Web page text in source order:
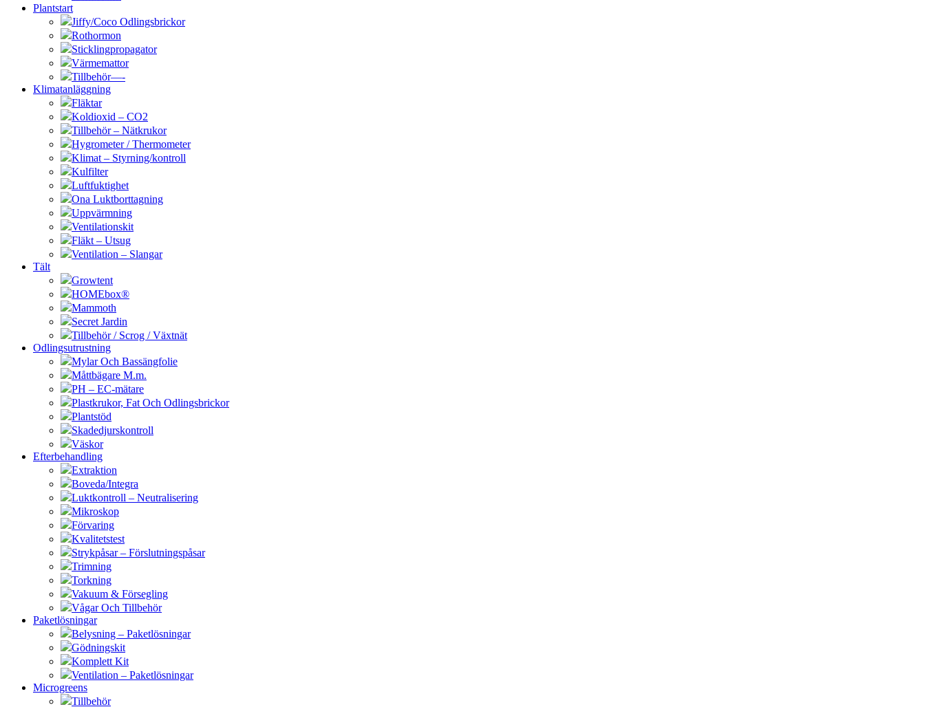
Plantstart
Jiffy/Coco Odlingsbrickor
Rothormon
Sticklingpropagator
Värmemattor
Tillbehör—-
Klimatanläggning
Fläktar
Koldioxid – CO2
Tillbehör – Nätkrukor
Hygrometer / Thermometer
Klimat – Styrning/kontroll
Kulfilter
Luftfuktighet
Ona Luktborttagning
Uppvärmning
Ventilationskit
Fläkt – Utsug
Ventilation – Slangar
Tält
Growtent
HOMEbox®
Mammoth
Secret Jardin
Tillbehör / Scrog / Växtnät
Odlingsutrustning
Mylar Och Bassängfolie
Måttbägare M.m.
PH – EC-mätare
Plastkrukor, Fat Och Odlingsbrickor
Plantstöd
Skadedjurskontroll
Väskor
Efterbehandling
Extraktion
Boveda/Integra
Luktkontroll – Neutralisering
Mikroskop
Förvaring
Kvalitetstest
Strykpåsar – Förslutningspåsar
Trimning
Torkning
Vakuum & Försegling
Vågar Och Tillbehör
Paketlösningar
Belysning – Paketlösningar
Gödningskit
Komplett Kit
Ventilation – Paketlösningar
Microgreens
Tillbehör